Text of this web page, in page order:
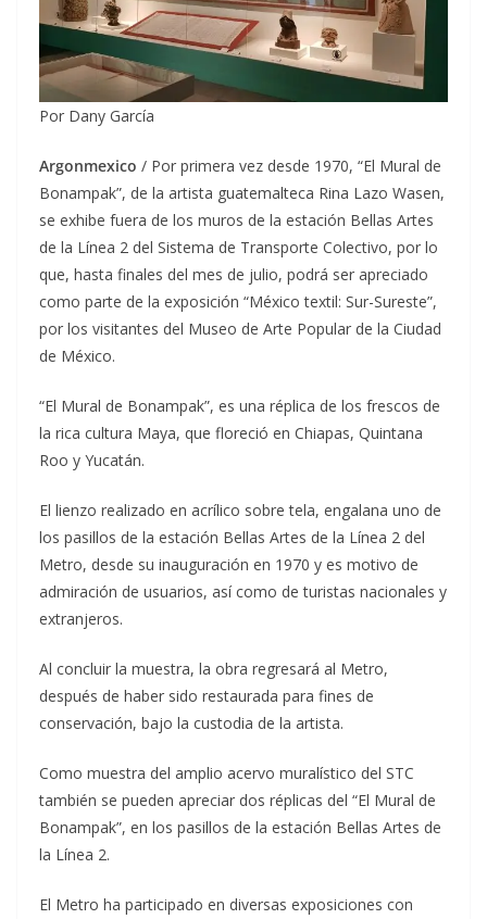
Por Dany García
Argonmexico / Por primera vez desde 1970, “El Mural de
Bonampak”, de la artista guatemalteca Rina Lazo Wasen,
se exhibe fuera de los muros de la estación Bellas Artes
de la Línea 2 del Sistema de Transporte Colectivo, por lo
que, hasta finales del mes de julio, podrá ser apreciado
como parte de la exposición “México textil: Sur-Sureste”,
por los visitantes del Museo de Arte Popular de la Ciudad
de México.
“El Mural de Bonampak”, es una réplica de los frescos de
la rica cultura Maya, que floreció en Chiapas, Quintana
Roo y Yucatán.
El lienzo realizado en acrílico sobre tela, engalana uno de
los pasillos de la estación Bellas Artes de la Línea 2 del
Metro, desde su inauguración en 1970 y es motivo de
admiración de usuarios, así como de turistas nacionales y
extranjeros.
Al concluir la muestra, la obra regresará al Metro,
después de haber sido restaurada para fines de
conservación, bajo la custodia de la artista.
Como muestra del amplio acervo muralístico del STC
también se pueden apreciar dos réplicas del “El Mural de
Bonampak”, en los pasillos de la estación Bellas Artes de
la Línea 2.
El Metro ha participado en diversas exposiciones con